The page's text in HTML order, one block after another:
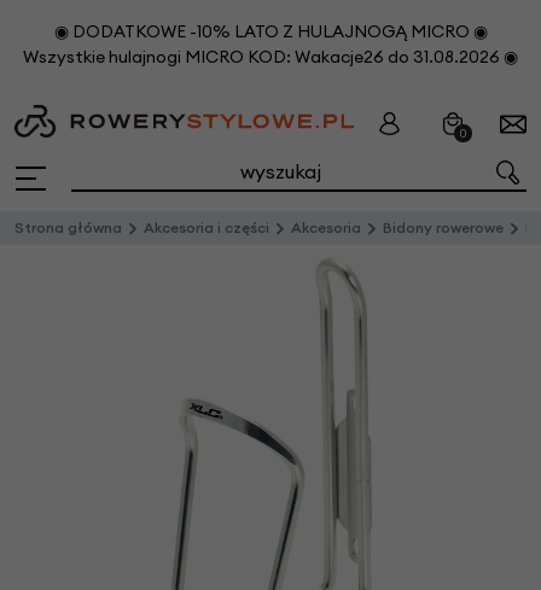
◉ DODATKOWE -10% LATO Z HULAJNOGĄ MICRO ◉
Wszystkie hulajnogi MICRO KOD: Wakacje26 do 31.08.2026 ◉
0
Strona główna Akcesoria i części Akcesoria Bidony rowerowe